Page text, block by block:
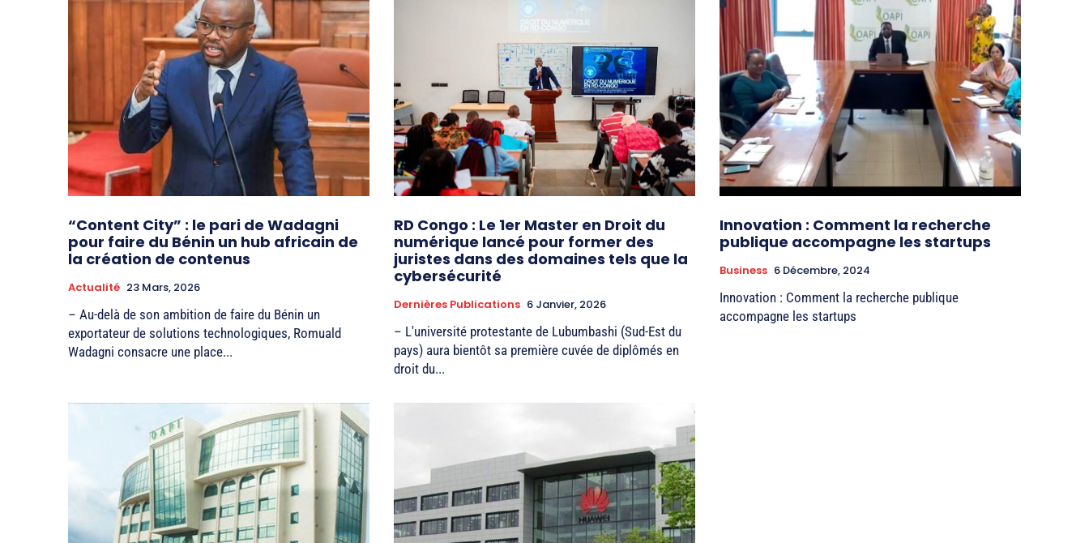
“Content City” : le pari de Wadagni
pour faire du Bénin un hub africain de
la création de contenus
Actualité 23 Mars, 2026
– Au-delà de son ambition de faire du Bénin un
exportateur de solutions technologiques, Romuald
Wadagni consacre une place...
RD Congo : Le 1er Master en Droit du
numérique lancé pour former des
juristes dans des domaines tels que la
cybersécurité
Dernières Publications 6 Janvier, 2026
– L'université protestante de Lubumbashi (Sud-Est du
pays) aura bientôt sa première cuvée de diplômés en
droit du...
Innovation : Comment la recherche
publique accompagne les startups
Business 6 Décembre, 2024
Innovation : Comment la recherche publique
accompagne les startups